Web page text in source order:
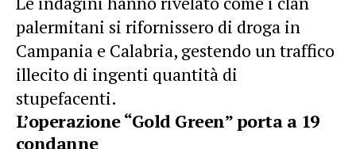
palermitani si rifornissero di droga in
Campania e Calabria, gestendo un traffico
illecito di ingenti quantità di
stupefacenti.
L’operazione “Gold Green” porta a 19
condanne